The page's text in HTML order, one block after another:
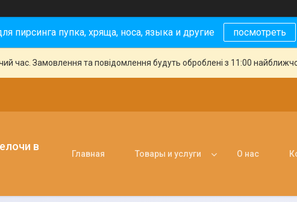
пирсинга пупка, хряща, носа, языка и другие посмотреть
час. Замовлення та повідомлення будуть оброблені з 11:00
в
Главная Товары и услуги О нас